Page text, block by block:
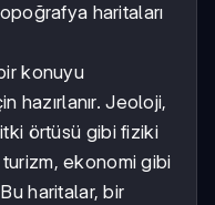
haritaları
konuyu
hazırlanır. Jeoloji,
örtüsü gibi fiziki
ekonomi gibi
haritalar, bir